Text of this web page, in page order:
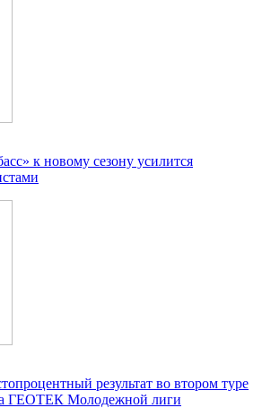
к новому сезону усилится
результат во втором туре
ГЕОТЕК Молодежной лиги